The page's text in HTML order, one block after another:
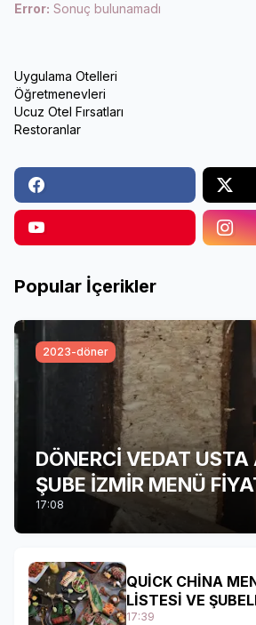
Error: Sonuç bulunamadı
Uygulama Otelleri
Öğretmenevleri
Ucuz Otel Fırsatları
Restoranlar
Popular İçerikler
2023-döner
DÖNERCİ VEDAT
ŞUBE İZMİR MENÜ
17:08
QUİCK CHİNA
LİSTESİ VE
17:39